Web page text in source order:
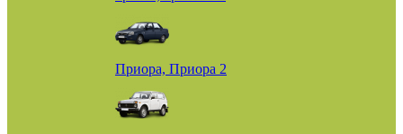
Приора, Приора 2